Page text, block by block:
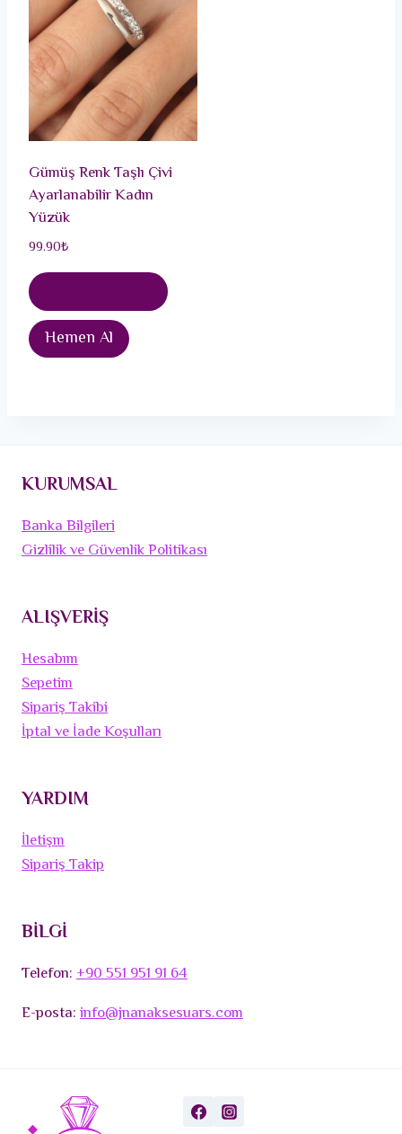
Gümüş Renk Taşlı Çivi
Ayarlanabilir Kadın
Yüzük
99.90₺
Hemen Al
KURUMSAL
Banka Bilgileri
Gizlilik ve Güvenlik Politikası
ALIŞVERİŞ
Hesabım
Sepetim
Sipariş Takibi
İptal ve İade Koşulları
YARDIM
İletişm
Sipariş Takip
BİLGİ
Telefon:+90 551 951 91 64
E-posta:info@jnanaksesuars.com